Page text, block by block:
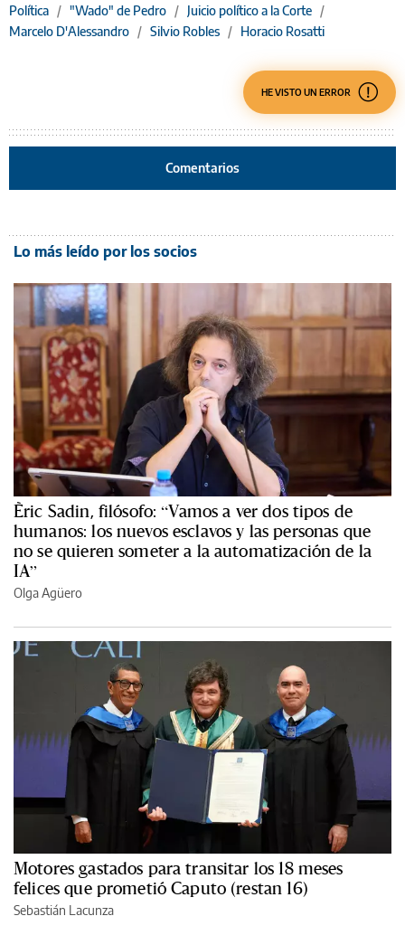
Política / "Wado" de Pedro / Juicio político a la Corte /
Marcelo D'Alessandro / Silvio Robles / Horacio Rosatti
HE VISTO UN ERROR
Comentarios
Lo más leído por los socios
Èric Sadin, filósofo: “Vamos a ver dos tipos de
humanos: los nuevos esclavos y las personas que
no se quieren someter a la automatización de la
IA”
Olga Agüero
Motores gastados para transitar los 18 meses
felices que prometió Caputo (restan 16)
Sebastián Lacunza